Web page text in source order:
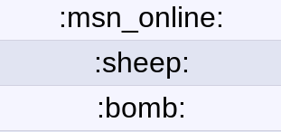
:msn_online:
:sheep:
:bomb: